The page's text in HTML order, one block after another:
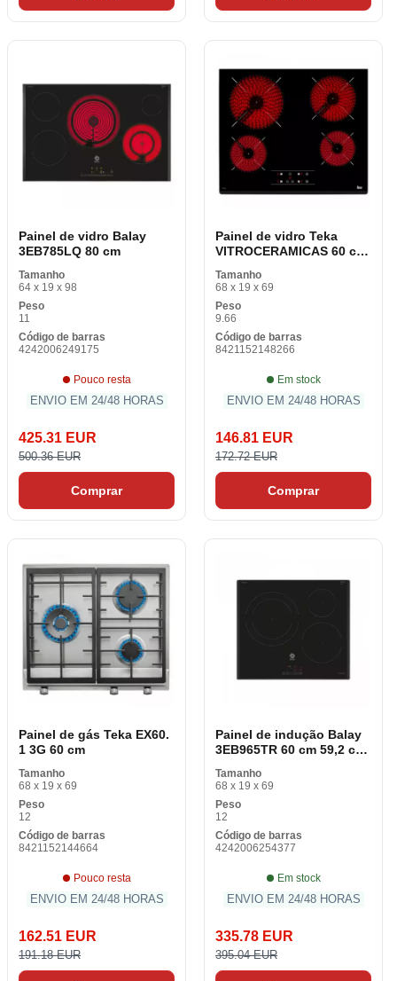
Painel de vidro Balay
3EB785LQ 80 cm
Tamanho
64 x 19 x 98
Peso
11
Código de barras
4242006249175
Pouco resta
ENVIO EM 24/48 HORAS
425.31 EUR
500.36 EUR
Comprar
Painel de vidro Teka
VITROCERAMICAS 60 cm
Tamanho
68 x 19 x 69
Peso
9.66
Código de barras
8421152148266
Em stock
ENVIO EM 24/48 HORAS
146.81 EUR
172.72 EUR
Comprar
Painel de gás Teka EX60.
1 3G 60 cm
Tamanho
68 x 19 x 69
Peso
12
Código de barras
8421152144664
Pouco resta
ENVIO EM 24/48 HORAS
162.51 EUR
191.18 EUR
Painel de indução Balay
3EB965TR 60 cm 59,2 cm
Tamanho
68 x 19 x 69
Peso
12
Código de barras
4242006254377
Em stock
ENVIO EM 24/48 HORAS
335.78 EUR
395.04 EUR